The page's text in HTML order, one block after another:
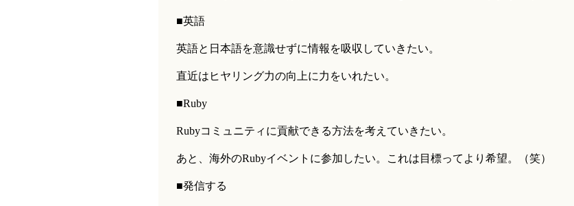
■英語
英語と日本語を意識せずに情報を吸収していきたい。
直近はヒヤリング力の向上に力をいれたい。
■Ruby
Rubyコミュニティに貢献できる方法を考えていきたい。
あと、海外のRubyイベントに参加したい。これは目標ってより希望。（笑）
■発信する